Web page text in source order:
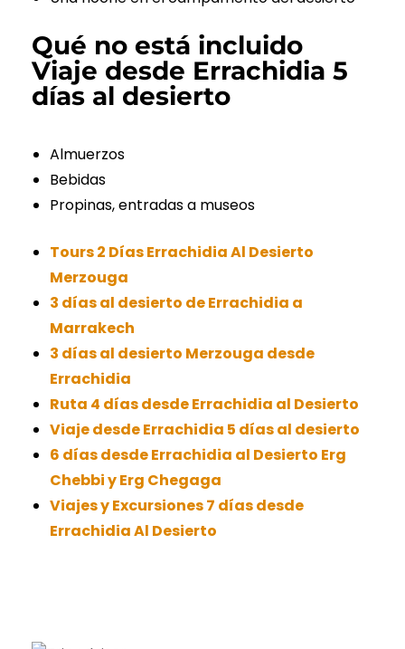
Qué no está incluido
Viaje desde Errachidia 5
días al desierto
Almuerzos
Bebidas
Propinas, entradas a museos
Tours 2 Días Errachidia Al Desierto
Merzouga
3 días al desierto de Errachidia a
Marrakech
3 días al desierto Merzouga desde
Errachidia
Ruta 4 días desde Errachidia al Desierto
Viaje desde Errachidia 5 días al desierto
6 días desde Errachidia al Desierto Erg
Chebbi y Erg Chegaga
Viajes y Excursiones 7 días desde
Errachidia Al Desierto